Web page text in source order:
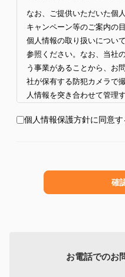
なお、ご提供いただいた個
キャンペーン等のご案内の
個人情報の取り扱いについ
参照ください。なお、当社
う事業があることから、お
社が保有する防犯カメラで
人情報を突き合わせて管理
有することがあります。詳
個人情報保護方針に同意す
お電話でのお